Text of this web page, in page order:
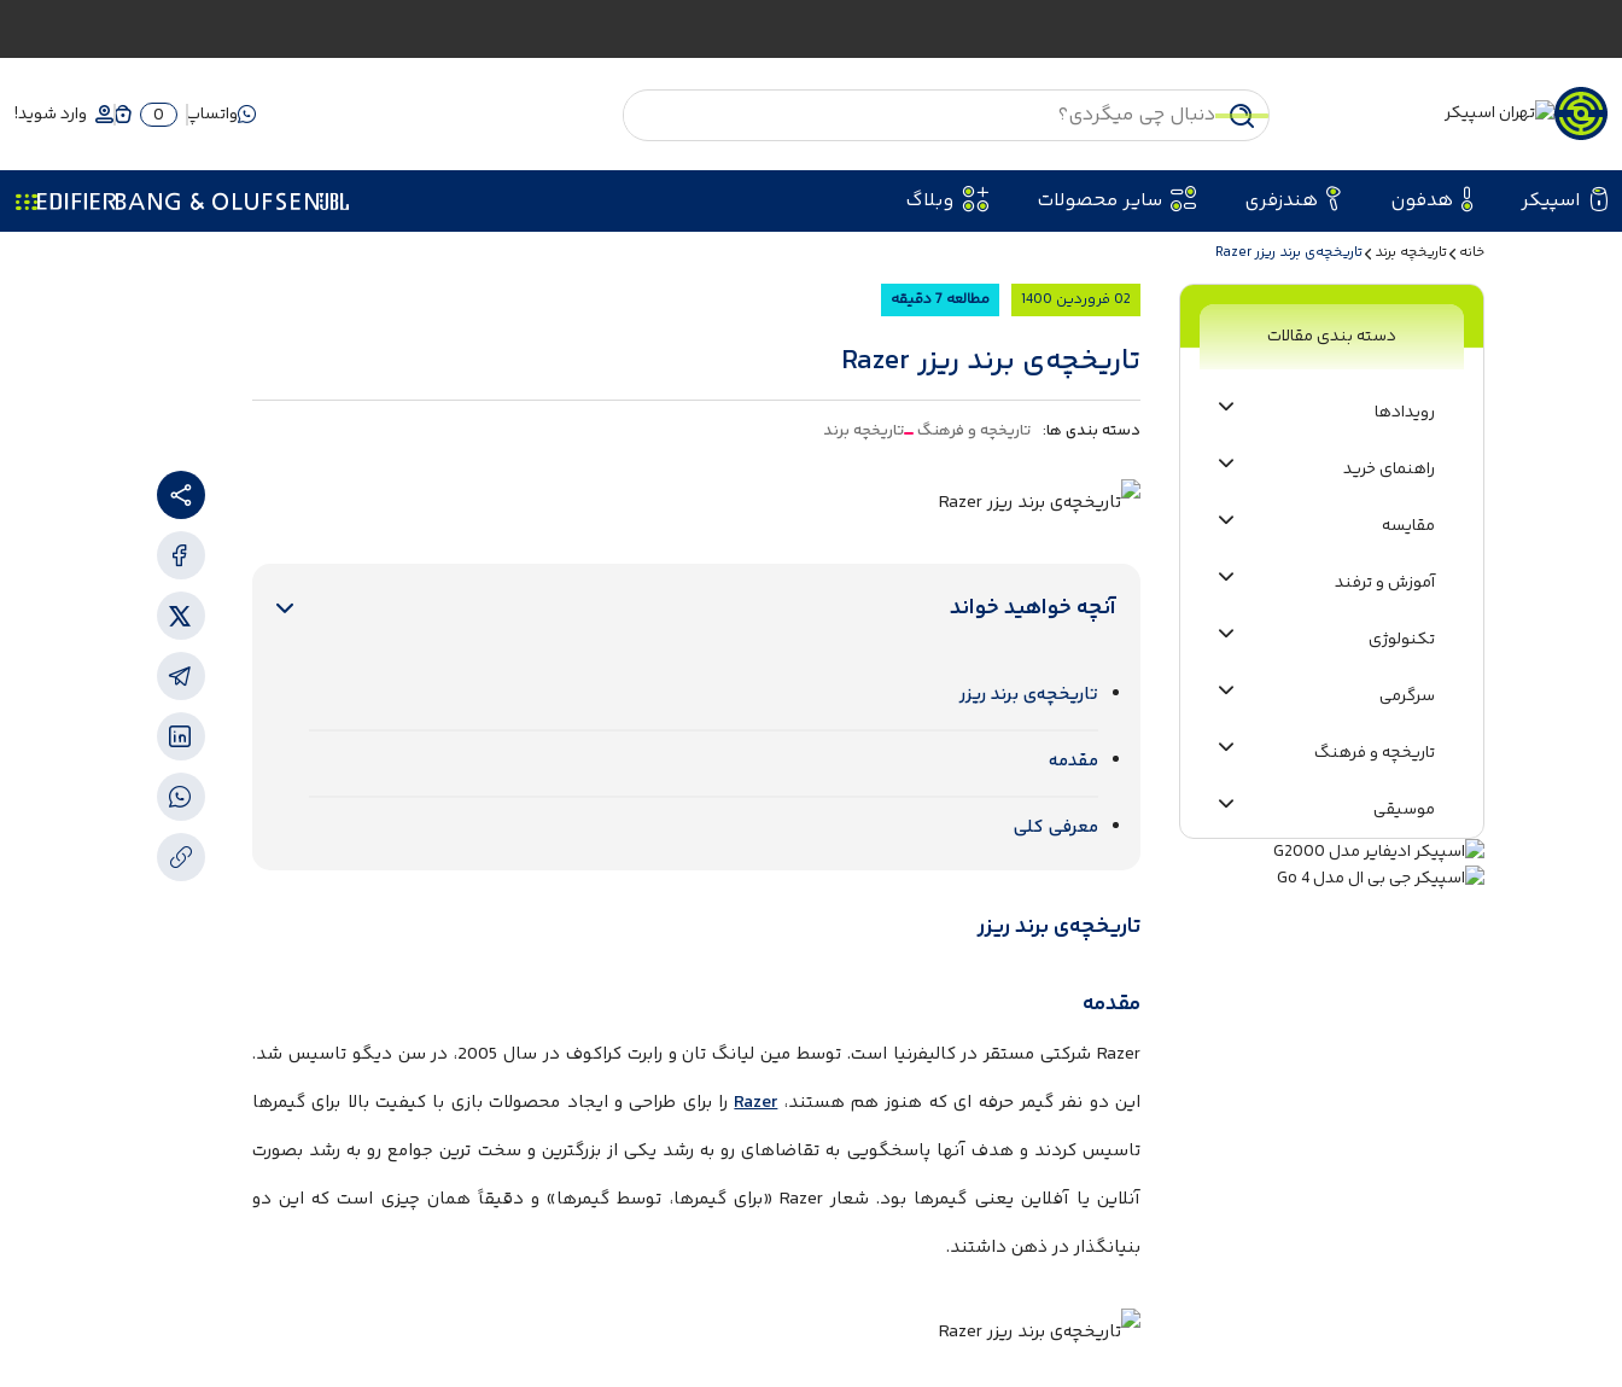
واتساپ 0 وارد شوید!
اسپیکر هدفون هندزفری سایر محصولات وبلاگ
خانه تاریخچه‌ برند تاریخچه‌ی برند ریزر Razer
دسته بندی مقالات
رویدادها
راهنمای خرید
مقایسه
آموزش و ترفند
تکنولوژی
سرگرمی
تاریخچه و فرهنگ
موسیقی
اطلاعات عمومی
02 فروردین 1400 مطالعه 7 دقیقه
تاریخچه‌ی برند ریزر Razer
دسته بندی ها: تاریخچه و فرهنگ تاریخچه‌ برند
آنچه خواهید خواند
تاریخچه‌ی برند ریزر
مقدمه
معرفی کلی
تاریخچه‌ی برند ریزر
مقدمه
Razer
شرکتی مستقر در کالیفرنیا است. توسط مین لیانگ تان و رابرت کراکوف در سال 2005، در سن دیگو تاسیس شد.
این دو نفر گیمر حرفه ای که هنوز هم هستند،Razerرا برای طراحی و ایجاد محصولات بازی با کیفیت بالا برای گیمرها
تاسیس کردند و هدف آنها پاسخگویی به تقاضاهای رو به رشد یکی از بزرگترین و سخت ترین جوامع رو به رشد بصورت
آنلاین یا آفلاین یعنی گیمرها بود. شعارRazer «برای گیمرها، توسط گیمرها» و دقیقاً همان چیزی است که این دو
بنیانگذار در ذهن داشتند.